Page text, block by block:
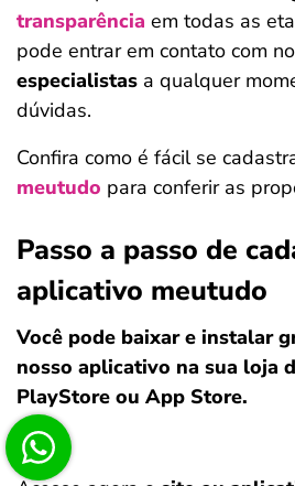
transparência em todas as
pode entrar em contato com
especialistas a qualquer
dúvidas.
Confira como é fácil se
meutudo para conferir as
Passo a passo de
aplicativo meutudo
Você pode baixar e instalar
nosso aplicativo na sua loja
PlayStore ou App Store.